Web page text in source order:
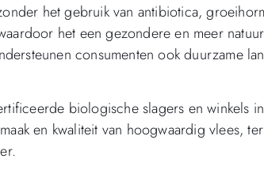
het gebruik van antibiotica,
het een gezondere en meer
consumenten ook duurzame
biologische slagers en winkels
en kwaliteit van hoogwaardig vlees,